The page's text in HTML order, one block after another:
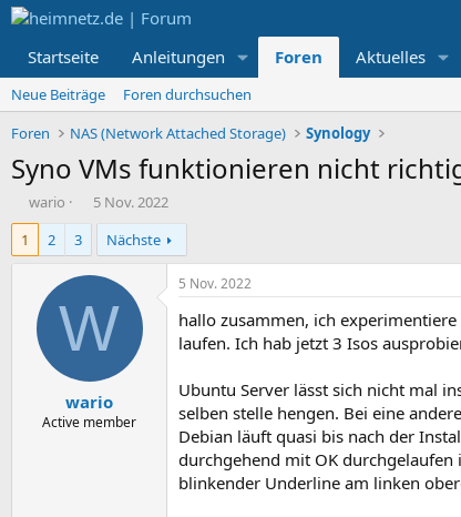
Startseite Anleitungen Foren Aktuelles
Neue Beiträge
Foren durchsuchen
Foren
NAS (Network Attached Storage) Synology
Syno VMs funktionieren nicht
E
r
t
wario
E
t
e
l
t
m
5 Nov. 2022
1
2 3 Nächste
W
wario
Active member
5 Nov. 2022
hallo zusammen, ich
laufen. Ich hab jetzt 3 Isos
Ubuntu Server lässt sich nicht mal
selben stelle hengen. Bei eine
Debian läuft quasi bis nach der
durchgehend mit OK
blinkender Underline am linken